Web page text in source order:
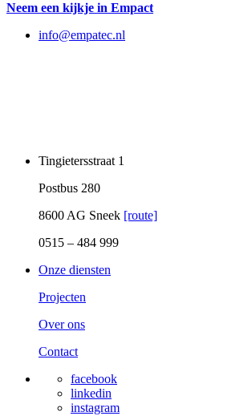
Neem een kijkje in Empact
info@empatec.nl
Tingietersstraat 1
Postbus 280
8600 AG Sneek [route]
0515 – 484 999
Onze diensten
Projecten
Over ons
Contact
facebook
linkedin
instagram